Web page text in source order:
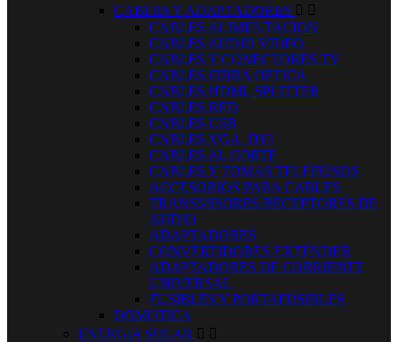
CABLES Y ADAPTADORES  
CABLES ALIMENTACION
CABLES AUDIO VIDEO
CABLES Y CONECTORES TV
CABLES FIBRA OPTICA
CABLES HDMI, SPLITTER
CABLES RED
CABLES USB
CABLES VGA, DVI
CABLES AL CORTE
CABLES Y TOMAS TELEFONOS
ACCESORIOS PARA CABLES
TRANSMISORES RECEPTORES DE
AUDIO
ADAPTADORES
CONVERTIDORES EXTENDER
ADAPTADORES DE CORRIENTE
UNIVERSAL
FUSIBLES Y PORTAFUSIBLES
DOMOTICA
ENERGIA SOLAR  